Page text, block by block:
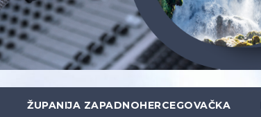
ŽUPANIJA ZAPADNOHERCEGOVAČKA